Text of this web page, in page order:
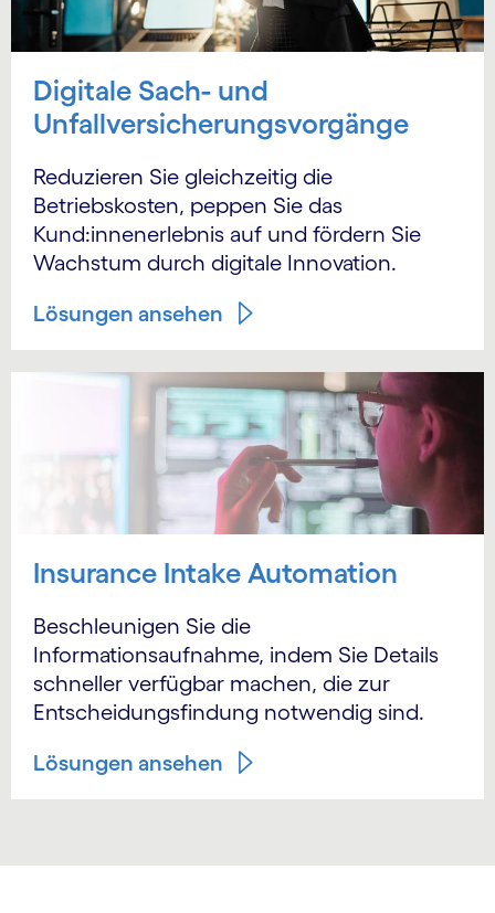
Digitale Sach- und
Unfallversicherungsvorgänge
Reduzieren Sie gleichzeitig die
Betriebskosten, peppen Sie das
Kund:innenerlebnis auf und fördern Sie
Wachstum durch digitale Innovation.
Lösungen ansehen
Insurance Intake Automation
Beschleunigen Sie die
Informationsaufnahme, indem Sie Details
schneller verfügbar machen, die zur
Entscheidungsfindung notwendig sind.
Lösungen ansehen